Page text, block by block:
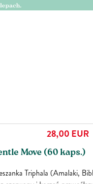
28,00 EUR
Move (60 kaps.)
Triphala (Amalaki,